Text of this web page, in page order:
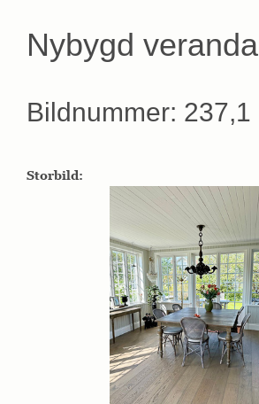
Nybygd veranda
Bildnummer: 237,1
Storbild: